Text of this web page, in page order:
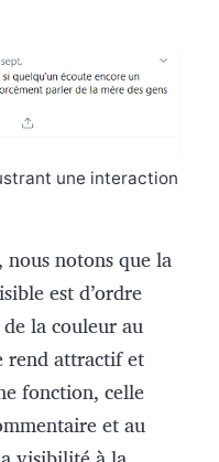
une interaction
notons que la
est d’ordre
la couleur au
rend attractif et
fonction, celle
et au